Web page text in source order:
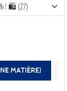
MATIÈRE)